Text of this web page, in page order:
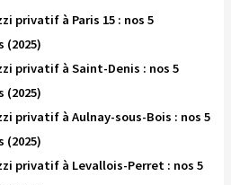
privatif à Paris 15 : nos 5
(2025)
privatif à Saint-Denis : nos 5
(2025)
privatif à Aulnay-sous-Bois : nos 5
(2025)
privatif à Levallois-Perret : nos 5